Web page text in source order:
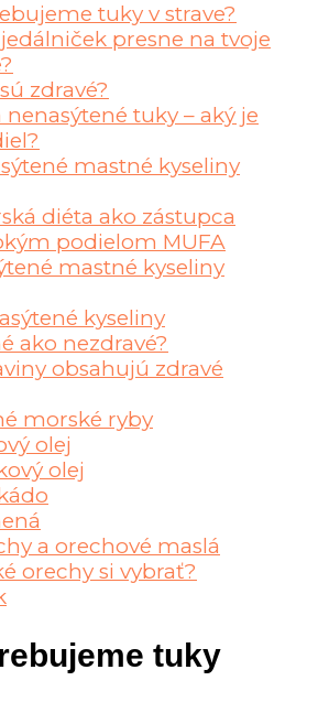
tuky v strave?
presne na tvoje
zdravé?
nenasýtené tuky – aký je
mastné kyseliny
diéta ako zástupca
podielom MUFA
mastné kyseliny
kyseliny
ako nezdravé?
obsahujú zdravé
morské ryby
olej
olej
a orechové maslá
orechy si vybrať?
tuky